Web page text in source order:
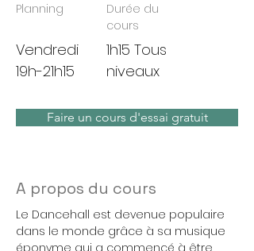
Planning
Vendredi
19h-21h15
Durée du
cours
1h15 Tous
niveaux
Faire un cours d'essai gratuit
A propos du cours
Le Dancehall est devenue populaire
dans le monde grâce à sa musique
éponyme qui a commencé à être